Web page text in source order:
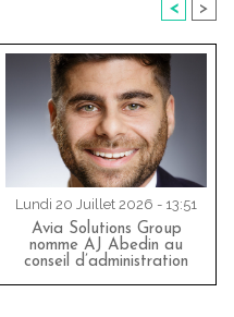
< >
Lundi 20 Juillet 2026 - 13:51
Avia Solutions Group
nomme AJ Abedin au
conseil d’administration